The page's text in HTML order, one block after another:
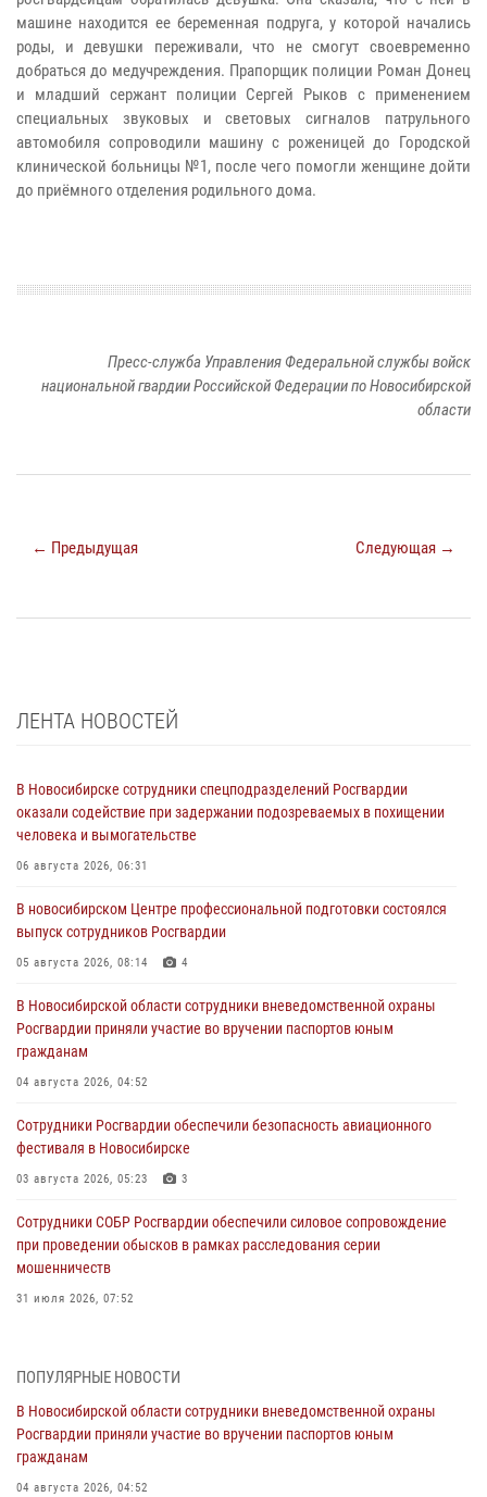
машине находится ее беременная подруга, у которой начались
роды, и девушки переживали, что не смогут своевременно
добраться до медучреждения. Прапорщик полиции Роман Донец
и младший сержант полиции Сергей Рыков с применением
специальных звуковых и световых сигналов патрульного
автомобиля сопроводили машину с роженицей до Городской
клинической больницы №1, после чего помогли женщине дойти
до приёмного отделения родильного дома.
Пресс-служба Управления Федеральной службы войск
национальной гвардии Российской Федерации по Новосибирской
области
← Предыдущая Следующая →
ЛЕНТА НОВОСТЕЙ
В Новосибирске сотрудники спецподразделений Росгвардии
оказали содействие при задержании подозреваемых в похищении
человека и вымогательстве
06 августа 2026, 06:31
В новосибирском Центре профессиональной подготовки состоялся
выпуск сотрудников Росгвардии
05 августа 2026, 08:14 4
В Новосибирской области сотрудники вневедомственной охраны
Росгвардии приняли участие во вручении паспортов юным
гражданам
04 августа 2026, 04:52
Сотрудники Росгвардии обеспечили безопасность авиационного
фестиваля в Новосибирске
03 августа 2026, 05:23 3
Сотрудники СОБР Росгвардии обеспечили силовое сопровождение
при проведении обысков в рамках расследования серии
мошенничеств
31 июля 2026, 07:52
При силовой поддержке бойцов ОМОН и СОБР Росгвардии
пресечена деятельность группы лиц, причастных к мошенничеству
в сфере страхования
ПОПУЛЯРНЫЕ НОВОСТИ
В Новосибирской области сотрудники вневедомственной охраны
Росгвардии приняли участие во вручении паспортов юным
гражданам
04 августа 2026, 04:52